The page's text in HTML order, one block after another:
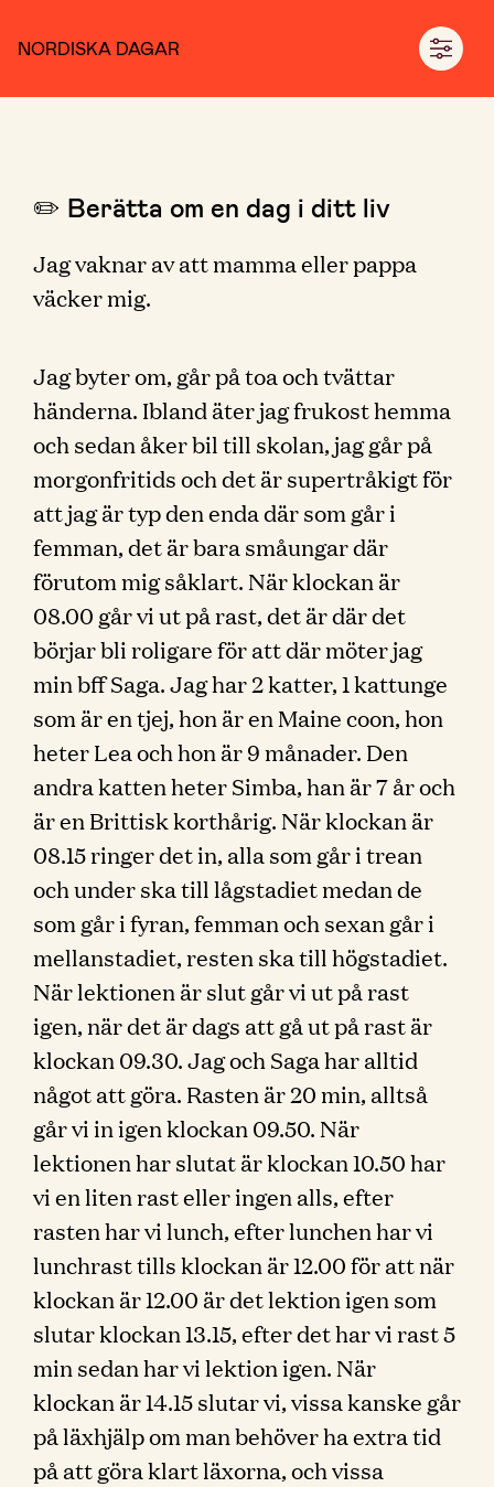
NORDISKA DAGAR
✏️ Berätta om en dag i ditt liv
Jag vaknar av att mamma eller pappa
väcker mig.
Jag byter om, går på toa och tvättar
händerna. Ibland äter jag frukost hemma
och sedan åker bil till skolan, jag går på
morgonfritids och det är supertråkigt för
att jag är typ den enda där som går i
femman, det är bara småungar där
förutom mig såklart. När klockan är
08.00 går vi ut på rast, det är där det
börjar bli roligare för att där möter jag
min bff Saga. Jag har 2 katter, 1 kattunge
som är en tjej, hon är en Maine coon, hon
heter Lea och hon är 9 månader. Den
andra katten heter Simba, han är 7 år och
är en Brittisk korthårig. När klockan är
08.15 ringer det in, alla som går i trean
och under ska till lågstadiet medan de
som går i fyran, femman och sexan går i
mellanstadiet, resten ska till högstadiet.
När lektionen är slut går vi ut på rast
igen, när det är dags att gå ut på rast är
klockan 09.30. Jag och Saga har alltid
något att göra. Rasten är 20 min, alltså
går vi in igen klockan 09.50. När
lektionen har slutat är klockan 10.50 har
vi en liten rast eller ingen alls, efter
rasten har vi lunch, efter lunchen har vi
lunchrast tills klockan är 12.00 för att när
klockan är 12.00 är det lektion igen som
slutar klockan 13.15, efter det har vi rast 5
min sedan har vi lektion igen. När
klockan är 14.15 slutar vi, vissa kanske går
på läxhjälp om man behöver ha extra tid
på att göra klart läxorna, och vissa